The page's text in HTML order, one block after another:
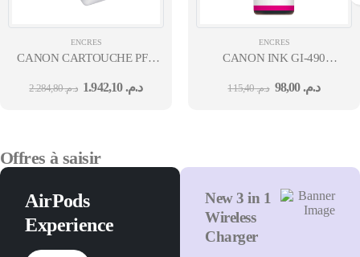
ENCRES
CANON CARTOUCHE PFI-
د.م.2.284,80 د.م.1.942,10
ENCRES
CANON INK GI-490
د.م.115,40 د.م.98,00
Offres à saisir
AirPods
Experience
New 3 in 1
Wireless
Charger